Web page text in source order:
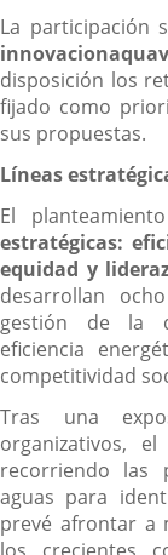
La participación
disposición los
fijado como
sus propuestas.
Líneas
El
estratégicas:
equidad y
desarrollan
gestión de la
eficiencia
competitividad
Tras una
organizativos,
recorriendo las
aguas para
prevé afrontar a
los crecientes